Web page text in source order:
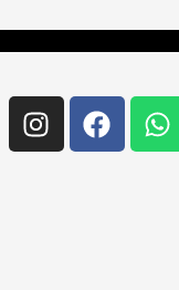
Instagram